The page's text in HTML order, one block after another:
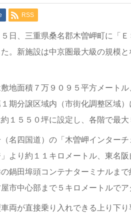
RSS
日、三重県桑名郡木曽岬町に「
。新施設は中京圏最大級の規模
地面積７万９０９５平方メート
期分譲区域内（市街化調整区域
１５５０坪に設定し、各階で最
名四国道）の「木曽岬インター
より約１１キロメートル、東名
鍋田埠頭コンテナターミナルま
市中心部まで５キロメートルでア
両が直接乗り入れできる上り下